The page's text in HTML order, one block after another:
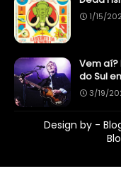
1/15/
Vem aí?
do Sul
3/19/
Design by -